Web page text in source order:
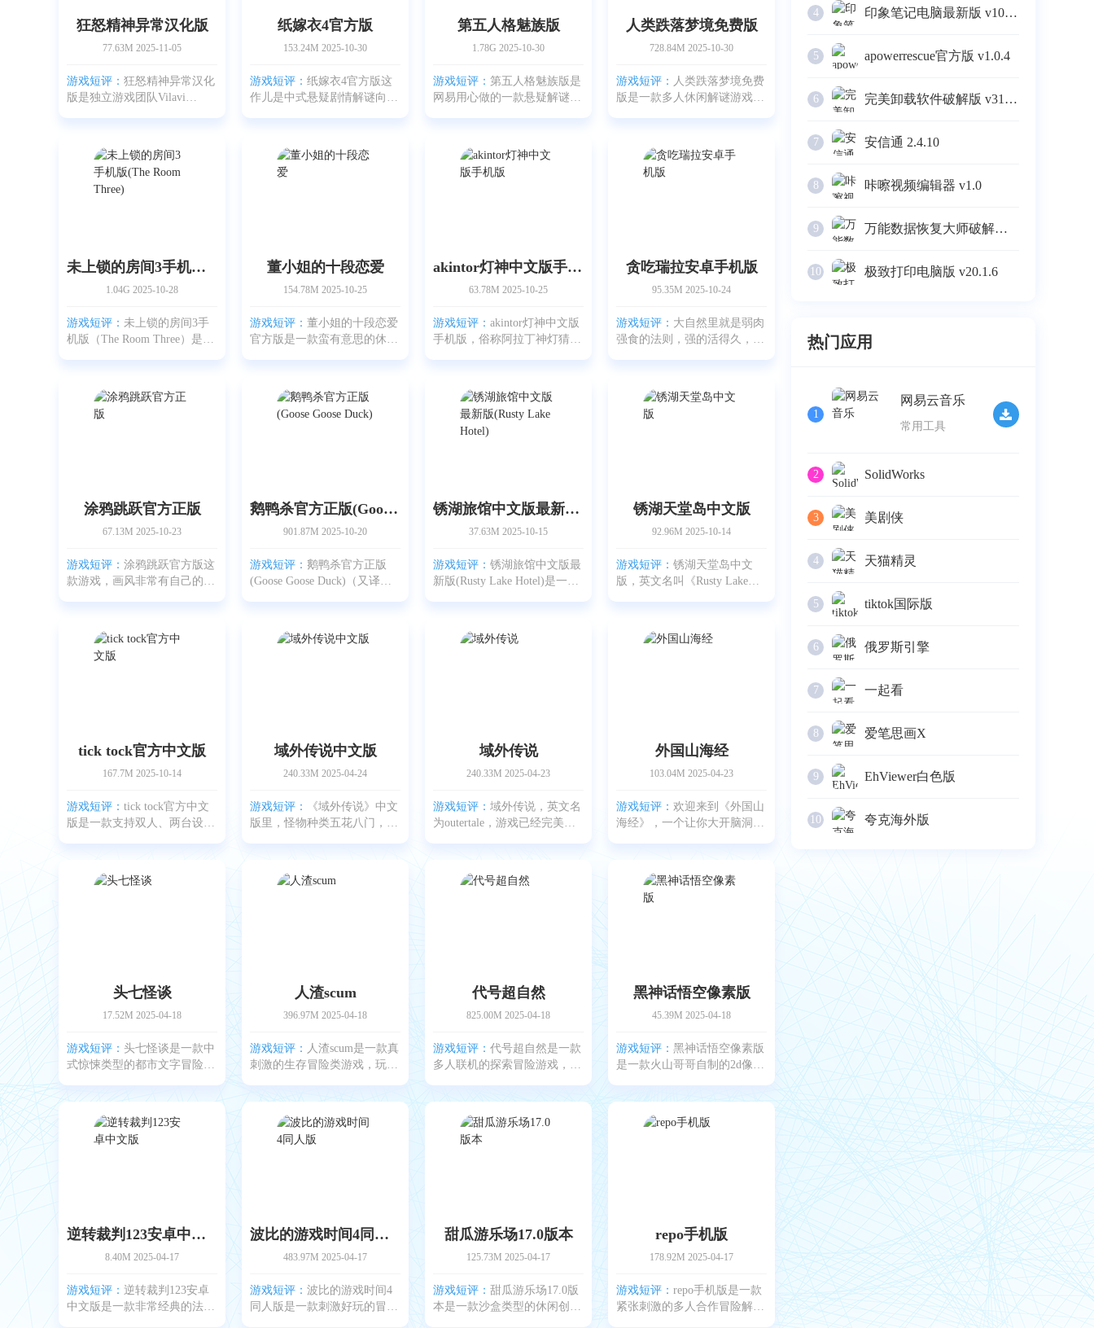
狂怒精神异常汉化版
77.63M 2025-11-05
游戏短评： 狂怒精神异常汉化
版是独立游戏团队Vilavi
年，封闭实验室里那些被当作
实验对象的家伙忽然开始异
化，研究人员接二连三地出
纸嫁衣4官方版
153.24M 2025-10-30
游戏短评： 纸嫁衣4官方版这
作儿是中式悬疑剧情解谜向
的世界。这回跑到一个新地点
——益昌镇，听着就有味儿，
对吧？这次工作室有点小动
第五人格魅族版
1.78G 2025-10-30
游戏短评： 第五人格魅族版是
网易用心做的一款悬疑解谜游
用魅族账号登录，省去了很多
麻烦。而且会有专属福利发
放，像角色、皮肤这些常见
人类跌落梦境免费版
728.84M 2025-10-30
游戏短评： 人类跌落梦境免费
版是一款多人休闲解谜游戏，
专门优化。如果你玩过端游，
几分钟就能上手；新手的话就
跟朋友多练练就行了。在
未上锁的房间3手机版(The Room Three)
1.04G 2025-10-28
游戏短评： 未上锁的房间3手
机版（The Room Three）是
脑的解谜感觉，不过把世界做
得更大、更耐玩。原本在
Steam上口碑就挺好的这款冒
董小姐的十段恋爱
154.78M 2025-10-25
游戏短评： 董小姐的十段恋爱
官方版是一款蛮有意思的休闲
视角出发，带你看一幕幕生活
小剧场，大多数情节都是跟恋
爱有关的那种尴尬又好笑
akintor灯神中文版手机版
63.78M 2025-10-25
游戏短评： akintor灯神中文版
手机版，俗称阿拉丁神灯猜人
点神秘感，玩法花样也还挺新
鲜，玩起来会让人停不下来。
主角是个穿阿拉伯服饰
贪吃瑞拉安卓手机版
95.35M 2025-10-24
游戏短评： 大自然里就是弱肉
强食的法则，强的活得久，弱
很有代入感，操作也比较随
性，想怎么玩就怎么玩，视觉
体验也不错。你能自由操控小
涂鸦跳跃官方正版
67.13M 2025-10-23
游戏短评： 涂鸦跳跃官方版这
款游戏，画风非常有自己的味
重力摇杆机制，操控感挺特别
的。你会体验到那种无尽往上
蹦的快感，难度会一点点往
鹅鸭杀官方正版(Goose Goose Duck)
901.87M 2025-10-20
游戏短评： 鹅鸭杀官方正版
(Goose Goose Duck)（又译：
戏。说白了就是你要扮演各种
鸟儿，在一艘太空船上跑任
锈湖旅馆中文版最新版(Rusty Lake Hotel)
37.63M 2025-10-15
游戏短评： 锈湖旅馆中文版最
新版(Rusty Lake Hotel)是一款
种西方暗黑童话的调调，动物
拟人化、场景色调偏灰暗，整
锈湖天堂岛中文版
92.96M 2025-10-14
游戏短评： 锈湖天堂岛中文
版，英文名叫《Rusty Lake
玩的。它出自那个做过《方块
逃脱》系列、〈锈湖旅馆〉和
tick tock官方中文版
167.7M 2025-10-14
游戏短评： tick tock官方中文
版是一款支持双人、两台设备
了游戏你会发现整个世界像是
手绘出来的那种感觉，背景是
域外传说中文版
240.33M 2025-04-24
游戏短评：
《域外传说》中文
版里，怪物种类五花八门，每
伤害蹭蹭往上涨，最终拿下胜
利，自然经验值也不会少。游
域外传说
240.33M 2025-04-23
游戏短评： 域外传说，英文名
为outertale，游戏已经完美汉
下世界，在里面会遭遇不同类
型的怪物，还能努力将其击
外国山海经
103.04M 2025-04-23
游戏短评： 欢迎来到《外国山
海经》，一个让你大开脑洞的
中，这里隐藏着各种恐怖怪
物，你需要不断逃跑，绝对不
能被抓到。同时，还需开动脑
头七怪谈
17.52M 2025-04-18
游戏短评： 头七怪谈是一款中
式惊悚类型的都市文字冒险游
将扮演一名普通网友，在一个
神秘的论坛上与其他用户互
动，通过回帖对话逐步揭开一
个诡异事件的真相哦。阴森
人渣scum
396.97M 2025-04-18
游戏短评： 人渣scum是一款真
刺激的生存冒险类游戏，玩家
中冒险，真实复杂的环境将会
带来十足的生存太杂还能，危
机四伏的世界里不仅有着各种
野生动物、沼泽湿地，同
代号超自然
825.00M 2025-04-18
游戏短评： 代号超自然是一款
多人联机的探索冒险游戏，玩
的秘密，在代号超自然游戏
中，玩家们和队友需要合作解
开各种复杂的谜题，避开危险
黑神话悟空像素版
45.39M 2025-04-18
游戏短评： 黑神话悟空像素版
是一款火山哥哥自制的2d像素
的西游世界开启精彩刺激的战
斗冒险，在这里不断地和各种
逆转裁判123安卓中文版
8.40M 2025-04-17
游戏短评： 逆转裁判123安卓
中文版是一款非常经典的法庭
波比的游戏时间4同人版
483.97M 2025-04-17
游戏短评： 波比的游戏时间4
同人版是一款刺激好玩的冒险
甜瓜游乐场17.0版本
125.73M 2025-04-17
游戏短评： 甜瓜游乐场17.0版
本是一款沙盒类型的休闲创造
repo手机版
178.92M 2025-04-17
游戏短评： repo手机版是一款
紧张刺激的多人合作冒险解谜
4 印象笔记电脑最新版 v10.4.4
5 apowerrescue官方版 v1.0.4
6 完美卸载软件破解版 v31.16
7 安信通 2.4.10
8 咔嚓视频编辑器 v1.0
9 万能数据恢复大师破解版 v6.3
10 极致打印电脑版 v20.1.6
热门应用
1
网易云音乐
常用工具
2 SolidWorks
3 美剧侠
4 天猫精灵
5 tiktok国际版
6 俄罗斯引擎
7 一起看
8 爱笔思画X
9 EhViewer白色版
10 夸克海外版